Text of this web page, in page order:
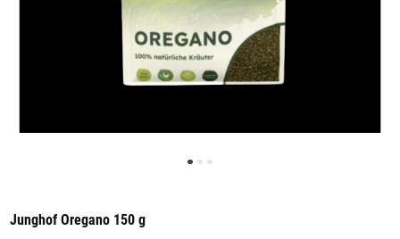
Junghof Oregano 150 g